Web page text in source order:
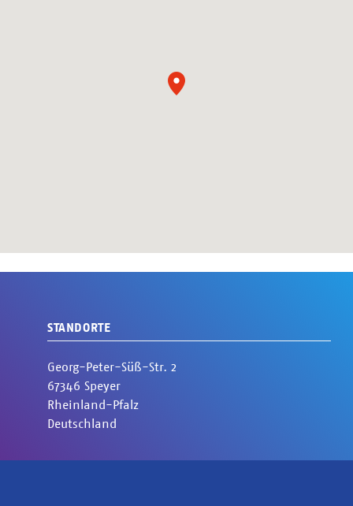
STANDORTE
Georg-Peter-Süß-Str. 2
67346 Speyer
Rheinland-Pfalz
Deutschland